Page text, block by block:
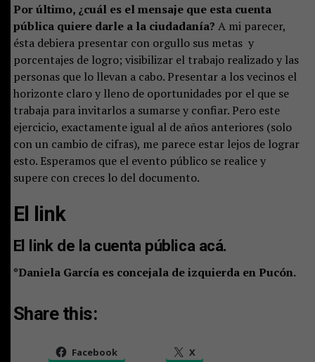
Por último, ¿cuál es el mensaje que esta cuenta
pública quiere darle a la ciudadanía? A mi parecer,
ésta debiera presentar con orgullo sus metas y
porcentajes de logro; visibilizar el trabajo realizado y las
personas que lo llevan a cabo. Presentar a los vecinos el
horizonte claro y lleno de oportunidades por el que se
trabaja para invitarlos a sumarse y confiar. Pero este
ejercicio, exactamente igual al de años anteriores (solo
con un cambio de cifras), me parece estar lejos de lograr
esto. Esperamos que el evento público se realice y
supere con creces lo del documento.
El link
El link de la cuenta pública acá.
*Daniela García es concejala de izquierda en Pucón.
Share this:
Facebook X